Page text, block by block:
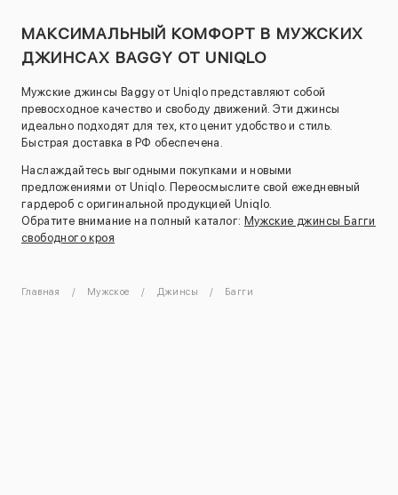
МАКСИМАЛЬНЫЙ КОМФОРТ В МУЖСКИХ
ДЖИНСАХ BAGGY ОТ UNIQLO
Мужские джинсы Baggy от Uniqlo представляют собой
превосходное качество и свободу движений. Эти джинсы
идеально подходят для тех, кто ценит удобство и стиль.
Быстрая доставка в РФ обеспечена.
Наслаждайтесь выгодными покупками и новыми
предложениями от Uniqlo. Переосмыслите свой ежедневный
гардероб с оригинальной продукцией Uniqlo.
Обратите внимание на полный каталог: Мужские джинсы Багги
свободного кроя
Главная Мужское Джинсы Багги